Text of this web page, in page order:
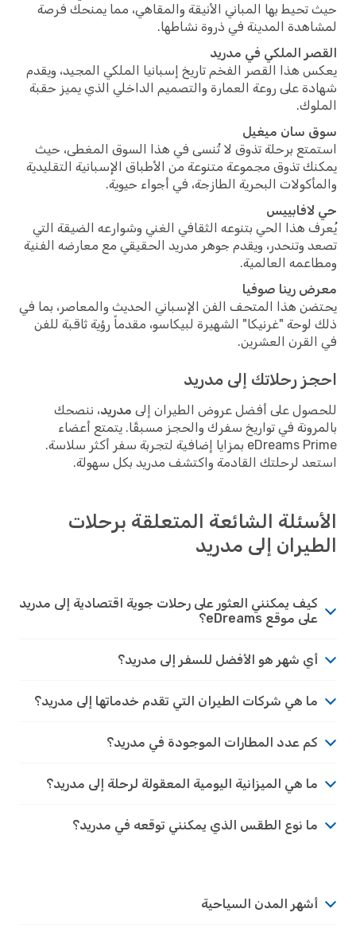
بها المباني الأنيقة والمقاهي، مما يمنحك فرصة
المدينة في ذروة نشاطها.
الملكي في مدريد
هذا القصر الفخم تاريخ إسبانيا الملكي المجيد، ويقدم
على روعة العمارة والتصميم الداخلي الذي يميز حقبة
سان ميغيل
برحلة تذوق لا تُنسى في هذا السوق المغطى، حيث
تذوق مجموعة متنوعة من الأطباق الإسبانية التقليدية
البحرية الطازجة، في أجواء حيوية.
هذا الحي بتنوعه الثقافي الغني وشوارعه الضيقة التي
وتنحدر، ويقدم جوهر مدريد الحقيقي مع معارضه الفنية
العالمية.
رينا صوفيا
هذا المتحف الفن الإسباني الحديث والمعاصر، بما في
"غرنيكا" الشهيرة لبيكاسو، مقدماً رؤية ثاقبة للفن
العشرين.
رحلاتك إلى مدريد
على أفضل عروض الطيران إلىمدريد ، ننصحك
في تواريخ سفرك والحجز مسبقًا. يتمتع أعضاء
eDreams Prime بمزايا إضافية لتجربة سفر أكثر سلاسة.
لرحلتك القادمة واكتشف مدريد بكل سهولة.
الشائعة المتعلقة برحلات
إلى مدريد
كيف يمكنني العثور على رحلات جوية اقتصادية إلى مدريد
على موقع eDreams؟
أي شهر هو الأفضل للسفر إلى مدريد؟
ما هي شركات الطيران التي تقدم خدماتها إلى مدريد؟
كم عدد المطارات الموجودة في مدريد؟
ما هي الميزانية اليومية المعقولة لرحلة إلى مدريد؟
ما نوع الطقس الذي يمكنني توقعه في مدريد؟
أشهر المدن السياحية